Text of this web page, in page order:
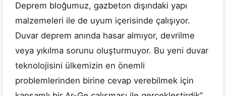
Deprem bloğumuz, gazbeton dışındaki yapı
malzemeleri ile de uyum içerisinde çalışıyor.
Duvar deprem anında hasar almıyor, devrilme
veya yıkılma sorunu oluşturmuyor. Bu yeni duvar
teknolojisini ülkemizin en önemli
problemlerinden birine cevap verebilmek için